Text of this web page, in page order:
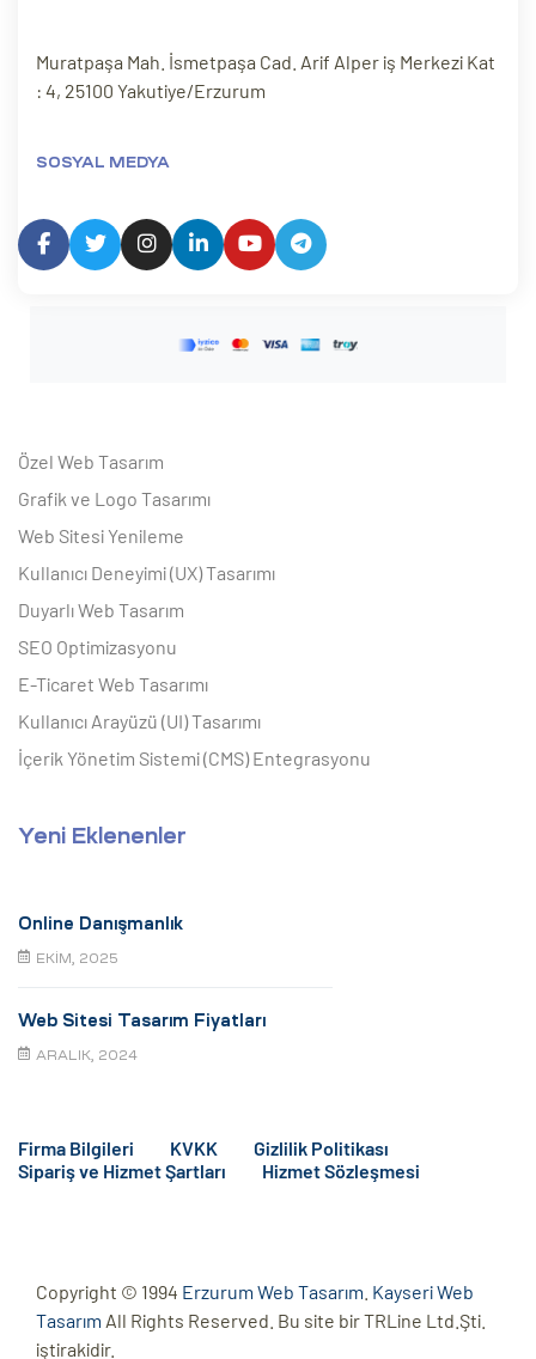
Muratpaşa Mah. İsmetpaşa Cad. Arif Alper iş Merkezi Kat
: 4, 25100 Yakutiye/Erzurum
SOSYAL MEDYA
Özel Web Tasarım
Grafik ve Logo Tasarımı
Web Sitesi Yenileme
Kullanıcı Deneyimi (UX) Tasarımı
Duyarlı Web Tasarım
SEO Optimizasyonu
E-Ticaret Web Tasarımı
Kullanıcı Arayüzü (UI) Tasarımı
İçerik Yönetim Sistemi (CMS) Entegrasyonu
Yeni Eklenenler
Online Danışmanlık
EKIM, 2025
Web Sitesi Tasarım Fiyatları
ARALIK, 2024
Firma Bilgileri KVKK
Gizlilik Politikası
Sipariş ve Hizmet Şartları
Hizmet Sözleşmesi
Copyright © 1994 Erzurum Web Tasarım Kayseri Web
Tasarım All Rights Reserved. Bu site bir TRLine Ltd.Şti.
iştirakidir.